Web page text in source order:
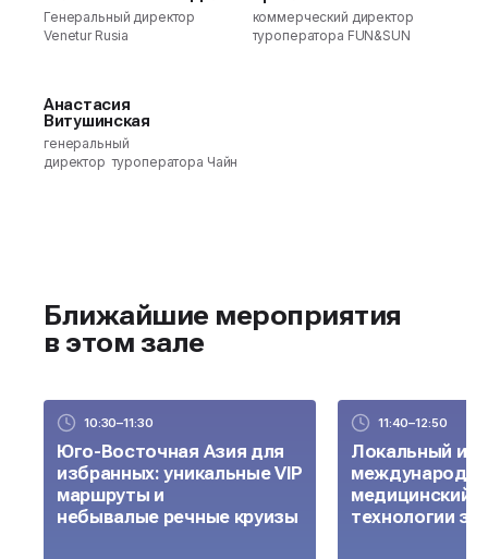
Генеральный директор
Venetur Rusia
коммерческий директор
туроператора FUN&SUN
Анастасия
Витушинская
генеральный
директор туроператора Чайна Трэвел
Ближайшие мероприятия
в этом зале
10:30–11:30
Юго-Восточная Азия для
избранных: уникальные VIP
маршруты и
небывалые речные круизы
11:40–12:50
Локальный и
медицинский
технологии